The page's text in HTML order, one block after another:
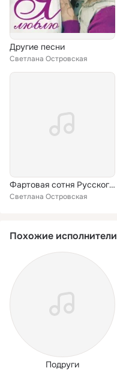
Другие песни
Светлана Островская
Фартовая сотня Русского Шансона
Светлана Островская
Похожие исполнители
Подруги